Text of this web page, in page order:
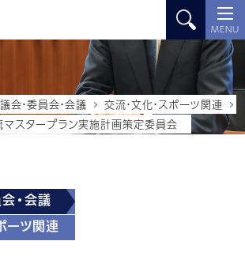
MENU
・会議
ーツ関連
会・委員会・会議
交流・文化・スポーツ関連
スタープラン実施計画策定委員会